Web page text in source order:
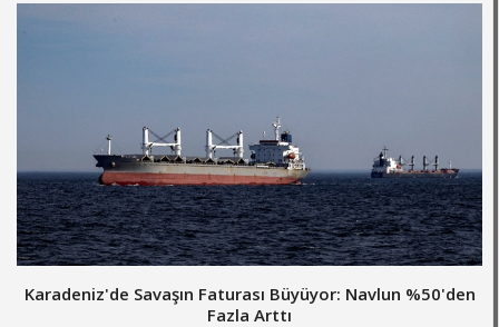
Karadeniz'de Savaşın Faturası Büyüyor: Navlun %50'den
Fazla Arttı